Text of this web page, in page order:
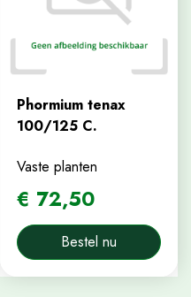
Phormium tenax
100/125 C.
Vaste planten
€ 72,50
Bestel nu